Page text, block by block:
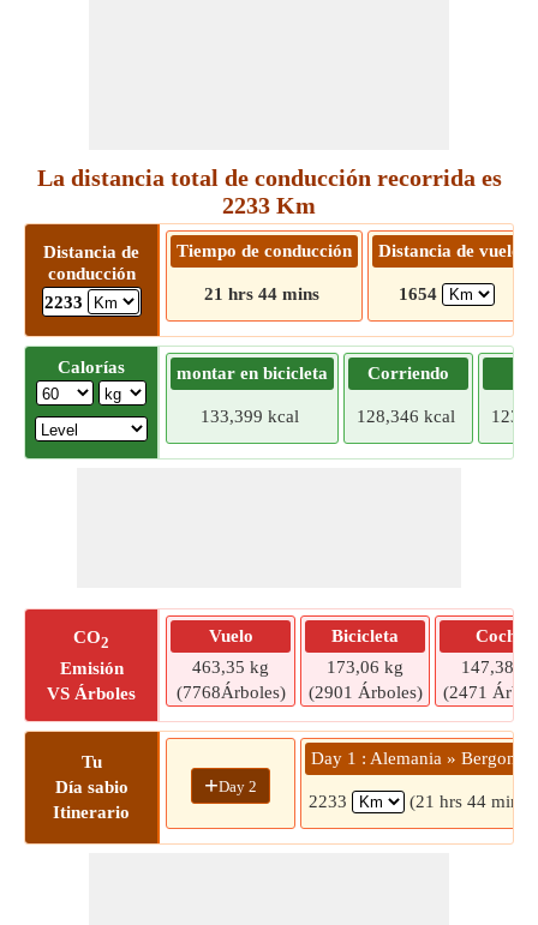
La distancia total de conducción recorrida es
2233 Km
Distancia de
conducción
2233
Tiempo de conducción
21 hrs 44 mins
Distancia de vuelo
1654
Calorías montar en bicicleta
133,399 kcal
Corriendo
128,346 kcal
CO2
Emisión
VS Árboles
Vuelo
463,35 kg
(7768Árboles)
Bicicleta
173,06 kg
(2901 Árboles)
Coche
147,38 kg
(2471
Tu
Día sabio
Itinerario
+Day 2
Day 1 : Alemania » Bergondo
2233 (21 hrs 44 mins)